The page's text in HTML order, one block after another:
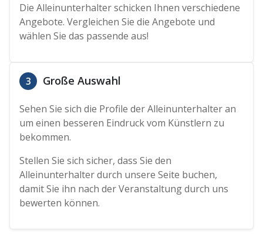
Die Alleinunterhalter schicken Ihnen verschiedene
Angebote. Vergleichen Sie die Angebote und
wählen Sie das passende aus!
3 Große Auswahl
Sehen Sie sich die Profile der Alleinunterhalter an
um einen besseren Eindruck vom Künstlern zu
bekommen.
Stellen Sie sich sicher, dass Sie den
Alleinunterhalter durch unsere Seite buchen,
damit Sie ihn nach der Veranstaltung durch uns
bewerten können.